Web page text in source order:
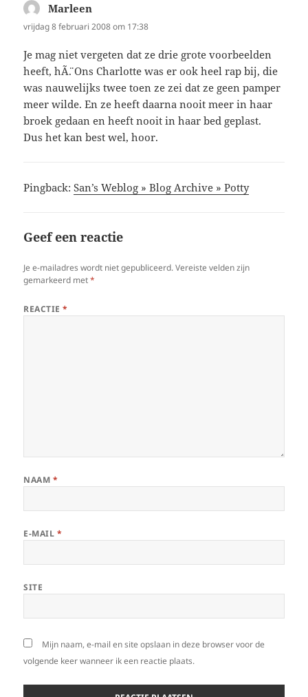
Marleen
vrijdag 8 februari 2008 om 17:38
Je mag niet vergeten dat ze drie grote voorbeelden
heeft, hÃ¨. Ons Charlotte was er ook heel rap bij, die
was nauwelijks twee toen ze zei dat ze geen pamper
meer wilde. En ze heeft daarna nooit meer in haar
broek gedaan en heeft nooit in haar bed geplast.
Dus het kan best wel, hoor.
Pingback:San’s Weblog » Blog Archive » Potty
Geef een reactie
Je e-mailadres wordt niet gepubliceerd. Vereiste velden zijn
gemarkeerd met*
REACTIE*
NAAM *
E-MAIL *
SITE
Mijn naam, e-mail en site opslaan in deze browser voor de
volgende keer wanneer ik een reactie plaats.